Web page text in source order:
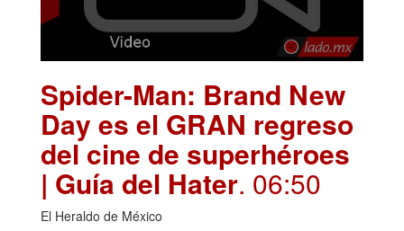
Spider-Man: Brand New
Day es el GRAN regreso
del cine de superhéroes
| Guía del Hater. 06:50
El Heraldo de México